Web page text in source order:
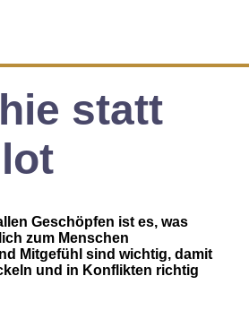
Angebot
Impulse
Enneagramm
Räber
statt
Geschöpfen ist es, was
zum Menschen
Mitgefühl sind wichtig, damit
und in Konflikten richtig